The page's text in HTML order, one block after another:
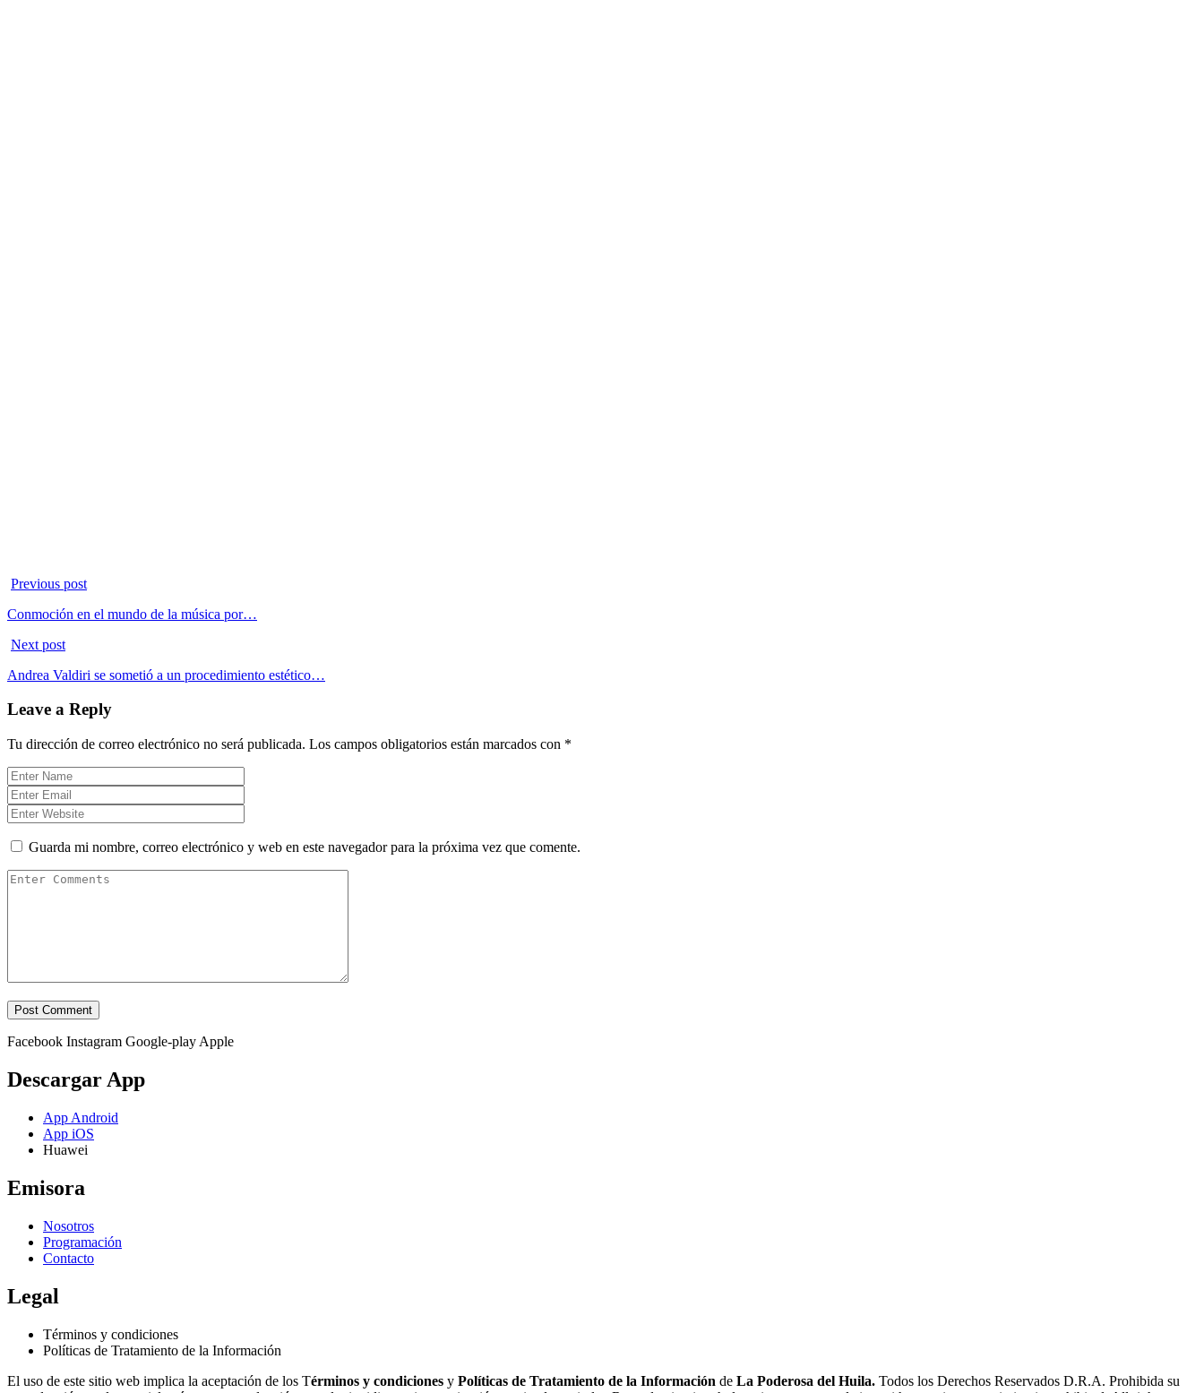
Previous post
Conmoción en el mundo de la música por…
Next post
Andrea Valdiri se sometió a un procedimiento estético…
Leave a Reply
Tu dirección de correo electrónico no será publicada. Los campos obligatorios están marcados con *
Guarda mi nombre, correo electrónico y web en este navegador para la próxima vez que comente.
Facebook Instagram Google-play Apple
Descargar App
App Android
App iOS
Huawei
Emisora
Nosotros
Programación
Contacto
Legal
Términos y condiciones
Políticas de Tratamiento de la Información
El uso de este sitio web implica la aceptación de los Términos y condiciones y Políticas de Tratamiento de la Información de La Poderosa del Huila. Todos los Derechos Reservados D.R.A. Prohibida su